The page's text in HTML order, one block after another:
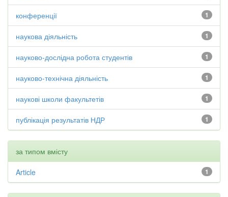
1
конференції
1
наукова діяльність
1
науково-дослідна робота студентів
1
науково-технічна діяльність
1
наукові школи факультетів
1
публікація результатів НДР
за типом вмісту
1
Article